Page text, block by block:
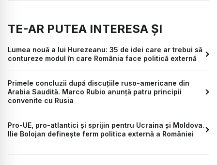
TE-AR PUTEA INTERESA ȘI
Lumea nouă a lui Hurezeanu: 35 de idei care ar trebui să
contureze modul în care România face politică externă
Primele concluzii după discuțiile ruso-americane din
Arabia Saudită. Marco Rubio anunță patru principii
convenite cu Rusia
Pro-UE, pro-atlantici și sprijin pentru Ucraina și Moldova.
Ilie Bolojan definește ferm politica externă a României